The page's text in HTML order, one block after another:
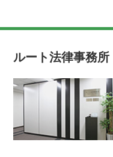
ルート法律事務所